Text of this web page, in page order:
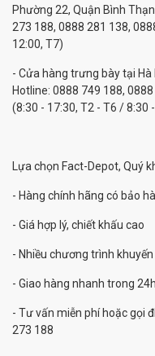
Phường 22, Quận Bình
273 188, 0888 281 138,
12:00, T7)
- Cửa hàng trưng bày tại Hà
Hotline: 0888 749 188,
(8:30 - 17:30, T2 - T6 / 8:30
Lựa chọn Fact-Depot, Quý
- Hàng chính hãng có bảo
- Giá hợp lý, chiết khấu cao
- Nhiều chương trình
- Giao hàng nhanh trong 24h
- Tư vấn miễn phí hoặc gọi
273 188